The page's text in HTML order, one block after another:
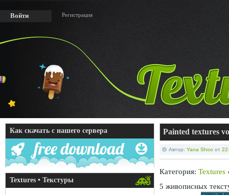
Войти Регистрация
Как скачать с нашего сервера
Textures • Текстуры
Painted textures
Автор: Yana Shoo от
Категория: Textures
5 живописных